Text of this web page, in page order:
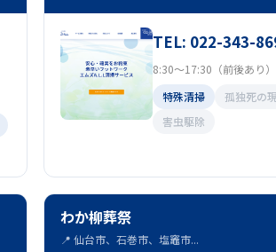
TEL: 022-343-
8:30～17:30（前後あり）
特殊清掃
孤独死の
害虫駆除
わか柳葬祭
📍 仙台市、石巻市、塩竈市...